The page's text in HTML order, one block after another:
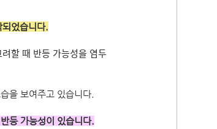
었습니다.
때 반등 가능성을 염두
을 보여주고 있습니다.
등 가능성이 있습니다.